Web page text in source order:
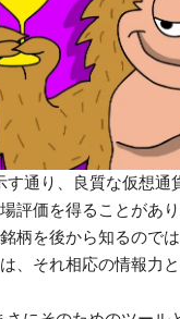
す通り、良質な仮想通
評価を得ることがあり
柄を後から知るので
、それ相応の情報力